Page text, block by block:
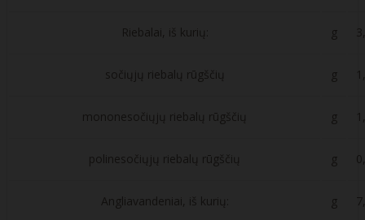
Riebalai, iš kurių: g
sočiųjų riebalų rūgščių g
mononesočiųjų riebalų rūgščių g
polinesočiųjų riebalų rūgščių g
Angliavandeniai, iš kurių: g